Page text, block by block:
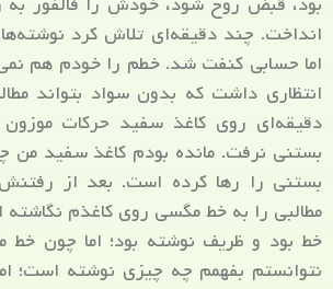
انداخت. چند دقیقه‌ای تلاش کرد
اما حسابی کنفت شد. خطم را خودم هم
انتظاری داشت که بدون سواد بتواند
دقیقه‌ای روی کاغذ سفید حرکات
بستنی نرفت. مانده بودم کاغذ سفید من
بستنی را رها کرده است. بعد از
مطالبی را به خط مگسی روی کاغذم
خط بود و ظریف نوشته بود؛ اما چون خط
نتوانستم بفهمم چه چیزی نوشته